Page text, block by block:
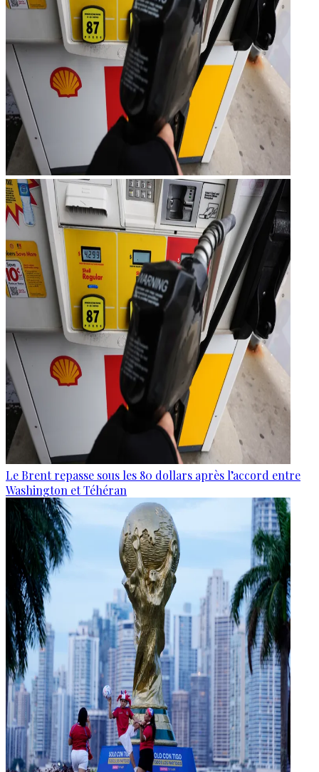
Le Brent repasse sous les 80 dollars après l’accord entre
Washington et Téhéran